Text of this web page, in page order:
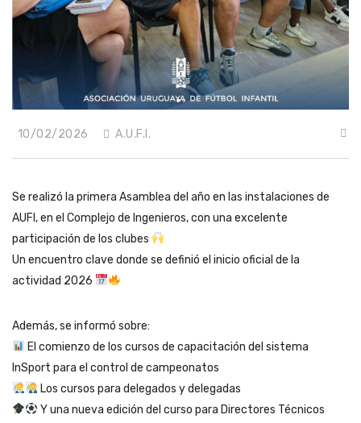
10/02/2026 A.U.F.I.
Se realizó la primera Asamblea del año en las instalaciones de
AUFI, en el Complejo de Ingenieros, con una excelente
participación de los clubes
Un encuentro clave donde se definió el inicio oficial de la
actividad 2026
Además, se informó sobre:
El comienzo de los cursos de capacitación del sistema
InSport para el control de campeonatos
Los cursos para delegados y delegadas
Y una nueva edición del curso para Directores Técnicos